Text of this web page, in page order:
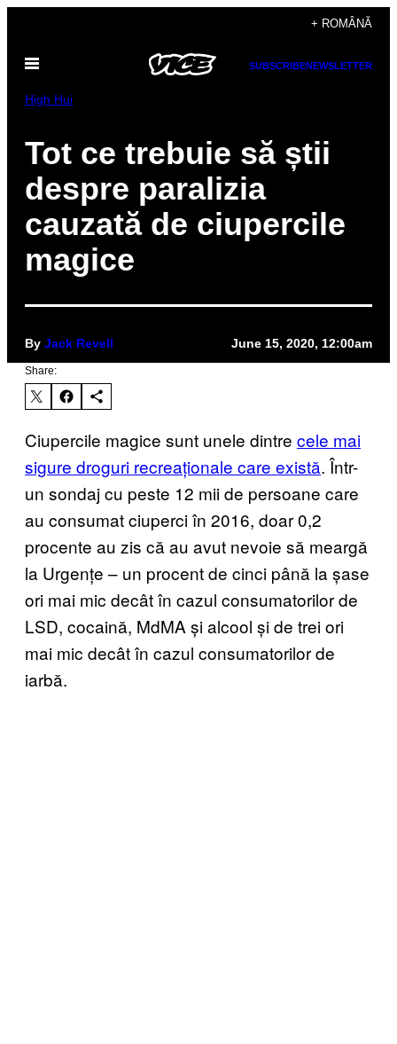
content
+ ROMÂNĂ
Open
SUBSCRIBENEWSLETTER
High Hui
Tot ce trebuie să știi
despre paralizia
cauzată de ciupercile
magice
By Jack Revell June 15, 2020, 12:00am
Share:
Ciupercile magice sunt unele dintre cele mai
sigure droguri recreaționale care există. Într-
un sondaj cu peste 12 mii de persoane care
au consumat ciuperci în 2016, doar 0,2
procente au zis că au avut nevoie să meargă
la Urgențe – un procent de cinci până la șase
ori mai mic decât în cazul consumatorilor de
LSD, cocaină, MdMA și alcool și de trei ori
mai mic decât în cazul consumatorilor de
iarbă.